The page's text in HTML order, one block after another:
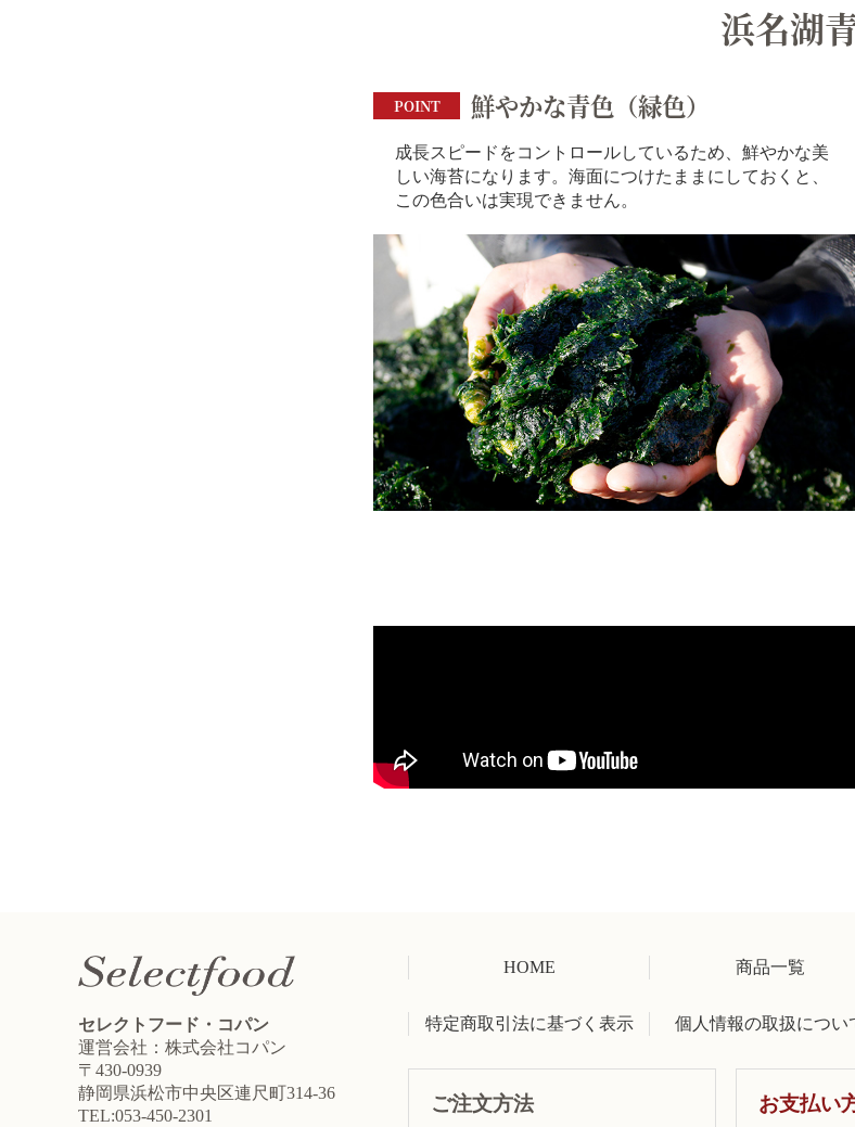
浜名湖
POINT 鮮やかな青色（緑色）
成長スピードをコントロールしているため、鮮やかな美
しい海苔になります。海面につけたままにしておくと、
この色合いは実現できません。
セレクトフード・コパン
運営会社：株式会社コパン
〒430-0939
静岡県浜松市中央区連尺町314-36
TEL:053-450-2301
HOME 商品一覧
特定商取引法に基づく表示 個人情報の取扱につい
ご注文方法 お支払い